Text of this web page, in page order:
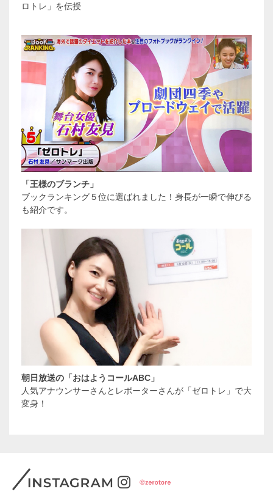
ロトレ」を伝授
「王様のブランチ」
ブックランキング５位に選ばれました！身長が一瞬で伸びる
も紹介です。
朝日放送の「おはようコールABC」
人気アナウンサーさんとレポーターさんが「ゼロトレ」で大
変身！